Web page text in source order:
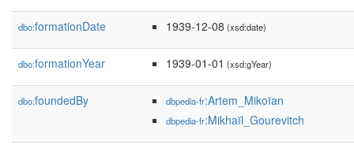
dbo:formationDate 1939-12-08 (xsd:date)
dbo:formationYear 1939-01-01 (xsd:gYear)
dbo:foundedBy dbpedia-fr:Artem_Mikoïan
dbpedia-fr:Mikhaïl_Gourevitch